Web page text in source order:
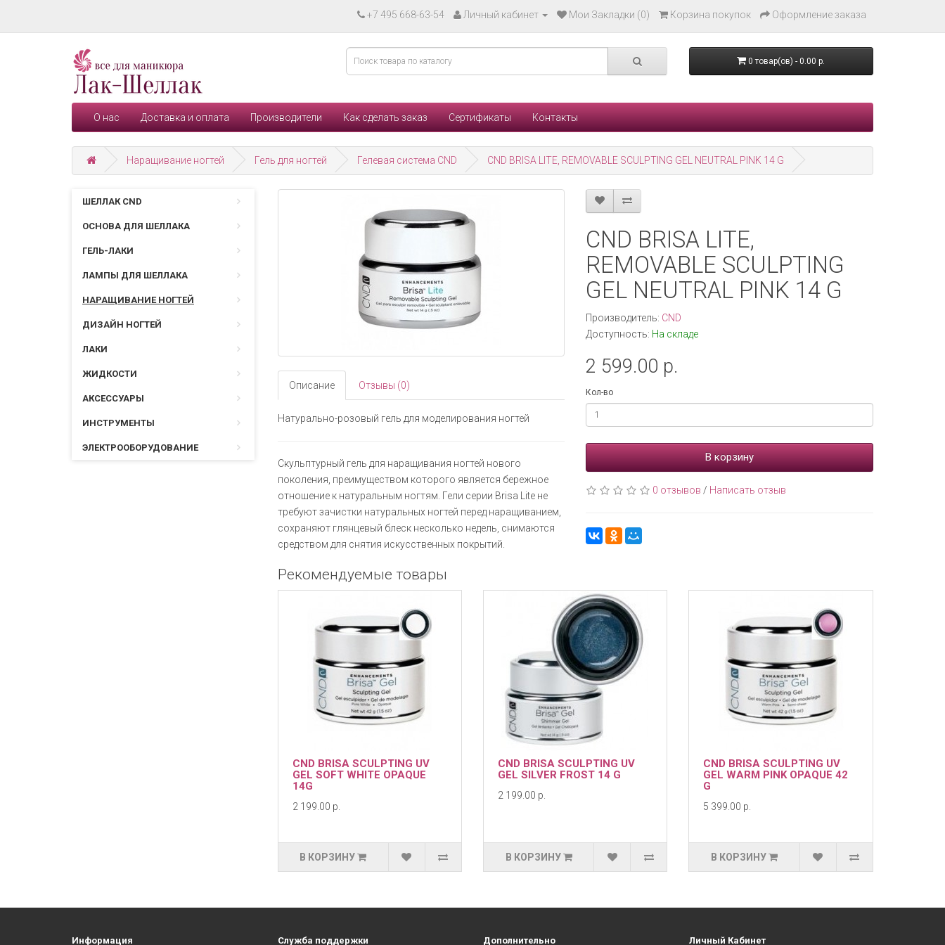
+7 495 668-63-54 Личный кабинет Мои Закладки (0) Корзина покупок Оформление заказа
0 товар(ов) - 0.00 р.
О нас Доставка и оплата Производители Как сделать заказ Сертификаты Контакты
Наращивание ногтей Гель для ногтей Гелевая система CND CND BRISA LITE, REMOVABLE SCULPTING GEL NEUTRAL PINK 14 G
ШЕЛЛАК CND
ОСНОВА ДЛЯ ШЕЛЛАКА
ГЕЛЬ-ЛАКИ
ЛАМПЫ ДЛЯ ШЕЛЛАКА
НАРАЩИВАНИЕ НОГТЕЙ
ДИЗАЙН НОГТЕЙ
ЛАКИ
ЖИДКОСТИ
АКСЕССУАРЫ
ИНСТРУМЕНТЫ
ЭЛЕКТРООБОРУДОВАНИЕ
Описание Отзывы (0)
Натурально-розовый гель для моделирования ногтей
Скульптурный гель для наращивания ногтей нового
поколения, преимуществом которого является бережное
отношение к натуральным ногтям. Гели серии Brisa Lite не
требуют зачистки натуральных ногтей перед наращиванием,
сохраняют глянцевый блеск несколько недель, снимаются
средством для снятия искусственных покрытий.
CND BRISA LITE,
REMOVABLE SCULPTING
GEL NEUTRAL PINK 14 G
Производитель: CND
Доступность: На складе
2 599.00 р.
Кол-во
В корзину
0 отзывов / Написать отзыв
Рекомендуемые товары
CND BRISA SCULPTING UV
GEL SOFT WHITE OPAQUE
14G
2 199.00 р.
В КОРЗИНУ
CND BRISA SCULPTING UV
GEL SILVER FROST 14 G
2 199.00 р.
В КОРЗИНУ
CND BRISA SCULPTING UV
GEL WARM PINK OPAQUE 42
G
5 399.00 р.
В КОРЗИНУ
Информация Служба поддержки Дополнительно Личный Кабинет